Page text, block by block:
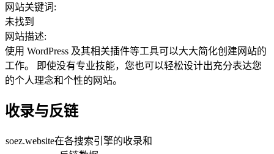
网站关键词:
未找到
网站描述:
使用 WordPress 及其相关插件等工具可以大大简化创建网站的
工作。 即使没有专业技能，您也可以轻松设计出充分表达您
的个人理念和个性的网站。
收录与反链
soez.website在各搜索引擎的收录和